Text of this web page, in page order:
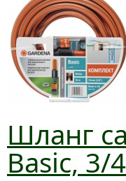
Шланг
Basic, 3/